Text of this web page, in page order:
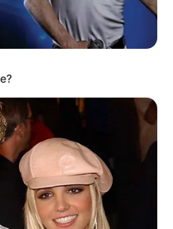
ΠΟΛΕΜΙΣΤΩΝ
ΣΤΟ ΣΤΕΡΕΩΜΑ